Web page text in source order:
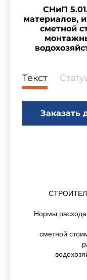
СНиП
материалов,
сметной
Текст
Заказать
Нормы расхода
сметной